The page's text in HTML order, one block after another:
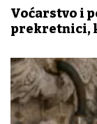
Voćarstvo i
prekretnici,